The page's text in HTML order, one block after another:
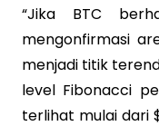
“Jika BTC
mengonfirmasi
menjadi titik
level Fibonacci
terlihat mulai dari